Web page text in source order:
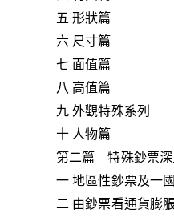
五 形狀篇
六 尺寸篇
七 面值篇
八 高值篇
九 外觀特殊系列
十 人物篇
第二篇 特殊鈔票深
一 地區性鈔票及一
二 由鈔票看通貨膨